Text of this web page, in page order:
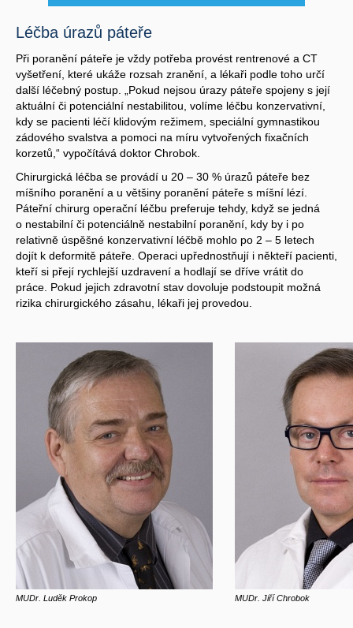
Léčba úrazů páteře
Při poranění páteře je vždy potřeba provést rentrenové a CT
vyšetření, které ukáže rozsah zranění, a lékaři podle toho určí
další léčebný postup. „Pokud nejsou úrazy páteře spojeny s její
aktuální či potenciální nestabilitou, volíme léčbu konzervativní,
kdy se pacienti léčí klidovým režimem, speciální gymnastikou
zádového svalstva a pomoci na míru vytvořených fixačních
korzetů,“ vypočítává doktor Chrobok.
Chirurgická léčba se provádí u 20 – 30 % úrazů páteře bez
míšního poranění a u většiny poranění páteře s míšní lézí.
Páteřní chirurg operační léčbu preferuje tehdy, když se jedná
o nestabilní či potenciálně nestabilní poranění, kdy by i po
relativně úspěšné konzervativní léčbě mohlo po 2 – 5 letech
dojít k deformitě páteře. Operaci upřednostňují i někteří pacienti,
kteří si přejí rychlejší uzdravení a hodlají se dříve vrátit do
práce. Pokud jejich zdravotní stav dovoluje podstoupit možná
rizika chirurgického zásahu, lékaři jej provedou.
MUDr. Luděk Prokop MUDr. Jiří Chrobok